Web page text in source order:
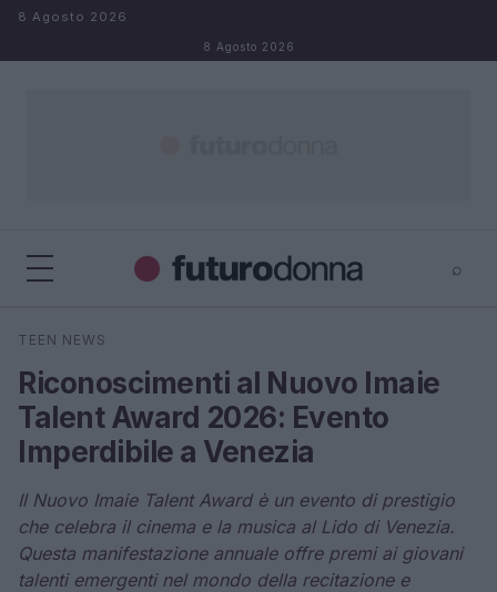
Salta al contenuto
8 Agosto 2026
8 Agosto 2026
⌕
Cerca
TEEN NEWS
Riconoscimenti al Nuovo Imaie
Talent Award 2026: Evento
Imperdibile a Venezia
Il Nuovo Imaie Talent Award è un evento di prestigio
che celebra il cinema e la musica al Lido di Venezia.
Questa manifestazione annuale offre premi ai giovani
talenti emergenti nel mondo della recitazione e